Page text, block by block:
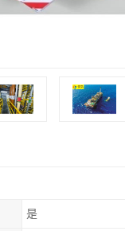
是